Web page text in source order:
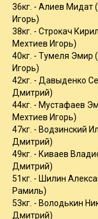
36кг. - Алиев Мидат
Игорь)
38кг. - Строкач
Мехтиев Игорь)
40кг. - Тумеля Эмир
Игорь)
42кг. - Давыденко
Дмитрий)
44кг. - Мустафаев
Мехтиев Игорь)
47кг. - Водзинский
Дмитрий)
49кг. - Киваев
Дмитрий)
51кг. - Шилин
Рамиль)
53кг. - Володькин
Дмитрий)